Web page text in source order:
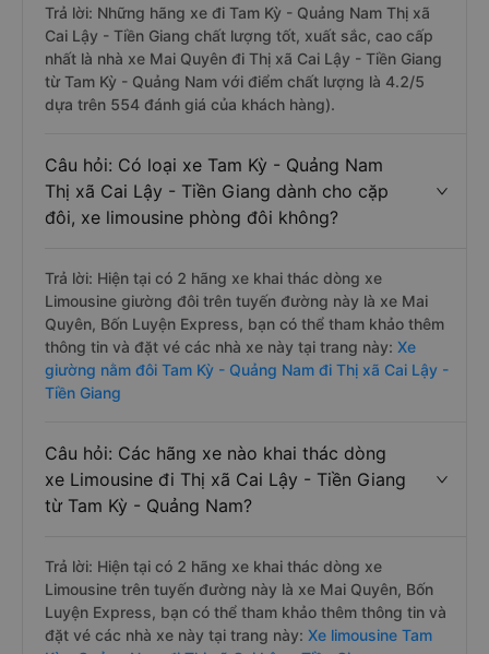
Trả lời: Những hãng xe đi Tam Kỳ - Quảng Nam Thị xã
Cai Lậy - Tiền Giang chất lượng tốt, xuất sắc, cao cấp
nhất là nhà xe Mai Quyên đi Thị xã Cai Lậy - Tiền Giang
từ Tam Kỳ - Quảng Nam với điểm chất lượng là 4.2/5
dựa trên 554 đánh giá của khách hàng).
Câu hỏi: Có loại xe Tam Kỳ - Quảng Nam
Thị xã Cai Lậy - Tiền Giang dành cho cặp
đôi, xe limousine phòng đôi không?
Trả lời: Hiện tại có 2 hãng xe khai thác dòng xe
Limousine giường đôi trên tuyến đường này là xe Mai
Quyên, Bốn Luyện Express, bạn có thể tham khảo thêm
thông tin và đặt vé các nhà xe này tại trang này: Xe
giường nằm đôi Tam Kỳ - Quảng Nam đi Thị xã Cai Lậy -
Tiền Giang
Câu hỏi: Các hãng xe nào khai thác dòng
xe Limousine đi Thị xã Cai Lậy - Tiền Giang
từ Tam Kỳ - Quảng Nam?
Trả lời: Hiện tại có 2 hãng xe khai thác dòng xe
Limousine trên tuyến đường này là xe Mai Quyên, Bốn
Luyện Express, bạn có thể tham khảo thêm thông tin và
đặt vé các nhà xe này tại trang này: Xe limousine Tam